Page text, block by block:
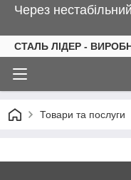
Через
СТАЛЬ ЛІДЕР -
Товари та послуги